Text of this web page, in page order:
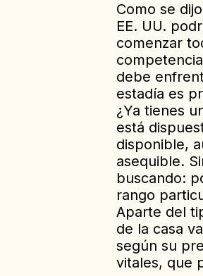
Como se
EE. UU.
comenzar
debe
estadía es
¿Ya tienes
está
disponible,
asequible.
buscando:
rango
Aparte del
de la casa
según su
vitales, que